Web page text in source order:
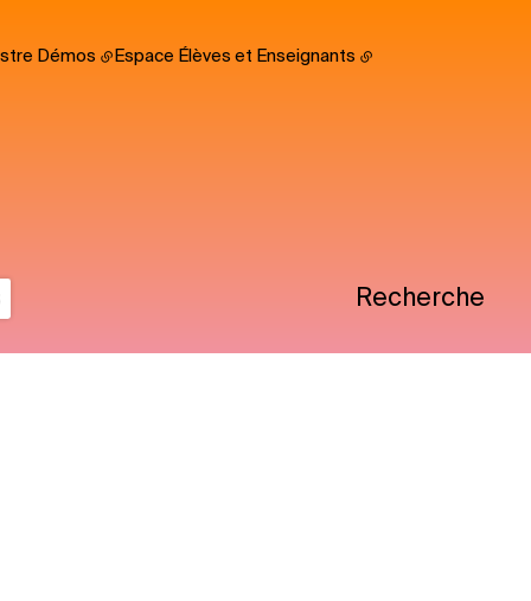
Démos Espace Élèves et Enseignants
Recherche